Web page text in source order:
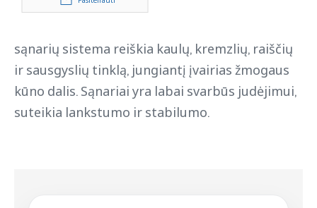
sąnarių sistema reiškia kaulų, kremzlių, raiščių
ir sausgyslių tinklą, jungiantį įvairias žmogaus
kūno dalis. Sąnariai yra labai svarbūs judėjimui,
suteikia lankstumo ir stabilumo.